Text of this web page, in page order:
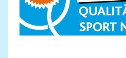
Service
SportWelt